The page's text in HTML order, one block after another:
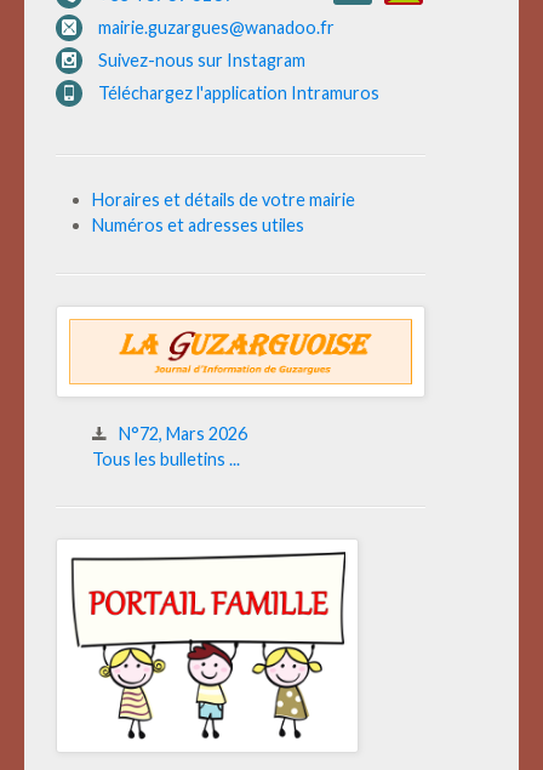
mairie.guzargues@wanadoo.fr
Suivez-nous sur Instagram
Téléchargez l'application Intramuros
Horaires et détails de votre mairie
Numéros et adresses utiles
N°72, Mars 2026
Tous les bulletins ...